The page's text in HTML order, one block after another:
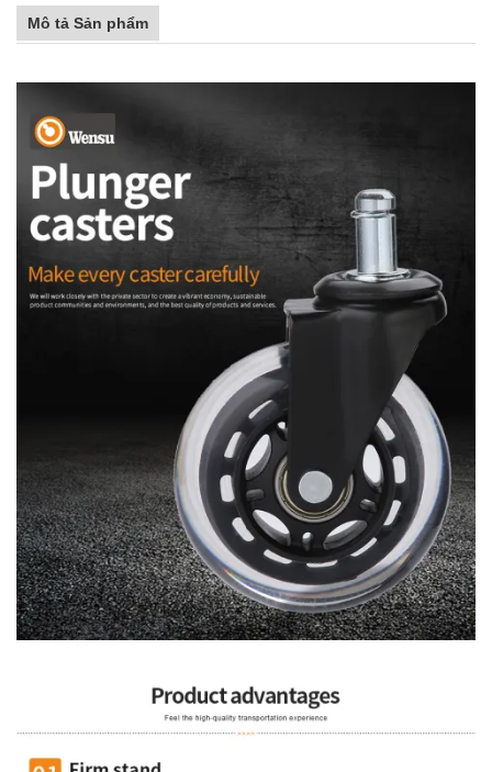
Mô tả Sản phẩm